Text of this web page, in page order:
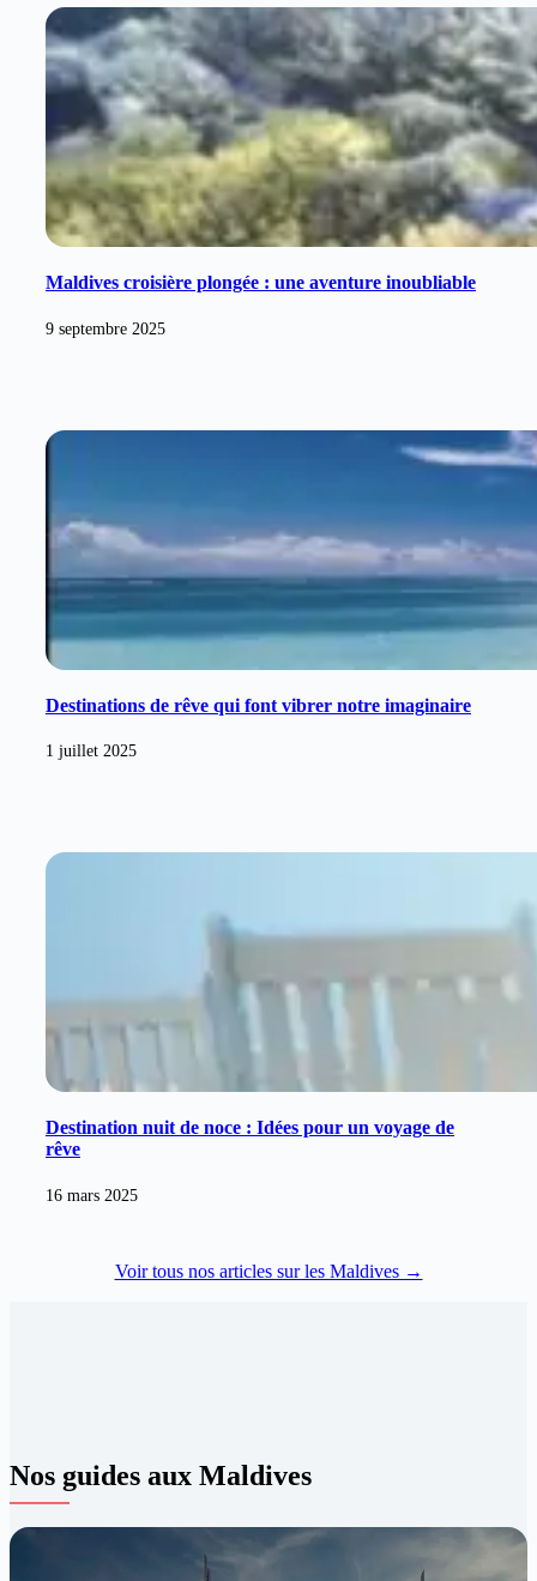
Maldives croisière plongée : une aventure inoubliable
9 septembre 2025
Destinations de rêve qui font vibrer notre imaginaire
1 juillet 2025
Destination nuit de noce : Idées pour un voyage de
rêve
16 mars 2025
Voir tous nos articles sur les Maldives →
Nos guides aux Maldives